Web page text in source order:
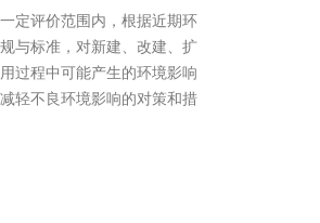
定评价范围内，根据近期环
与标准，对新建、改建、扩
过程中可能产生的环境影响
轻不良环境影响的对策和措